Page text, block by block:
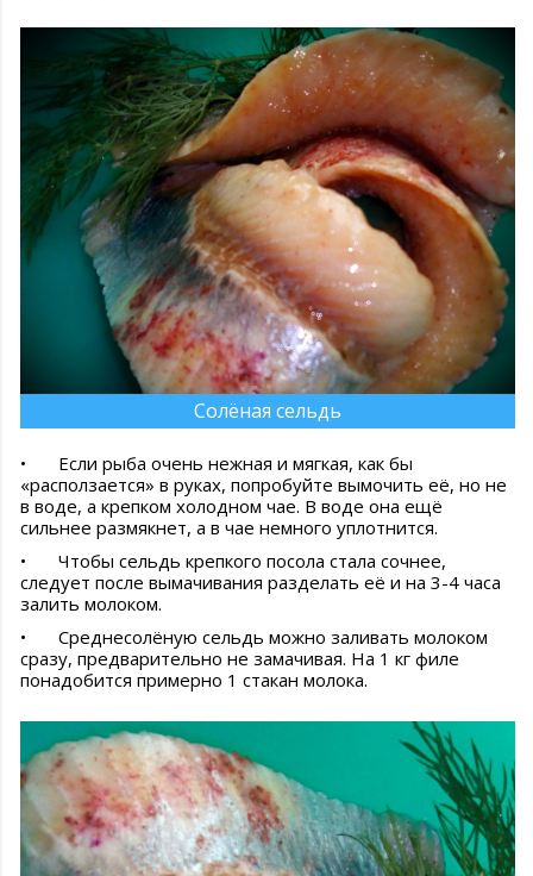
Солёная сельдь
•
Если рыба очень нежная и мягкая, как бы
«расползается» в руках, попробуйте вымочить её, но не
в воде, а крепком холодном чае. В воде она ещё
сильнее размякнет, а в чае немного уплотнится.
•
Чтобы сельдь крепкого посола стала сочнее,
следует после вымачивания разделать её и на 3-4 часа
залить молоком.
•
Среднесолёную сельдь можно заливать молоком
сразу, предварительно не замачивая. На 1 кг филе
понадобится примерно 1 стакан молока.